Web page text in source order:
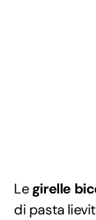
Legirelle
di pasta